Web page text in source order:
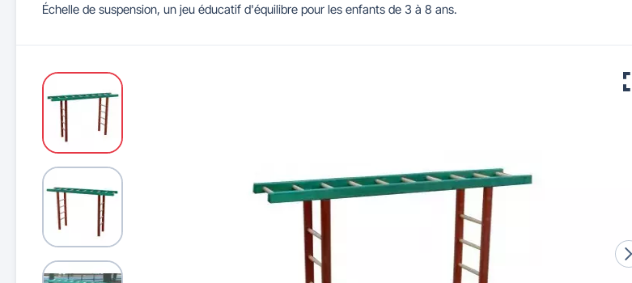
Échelle de suspension, un jeu éducatif d'équilibre pour les enfants de 3 à 8 ans.